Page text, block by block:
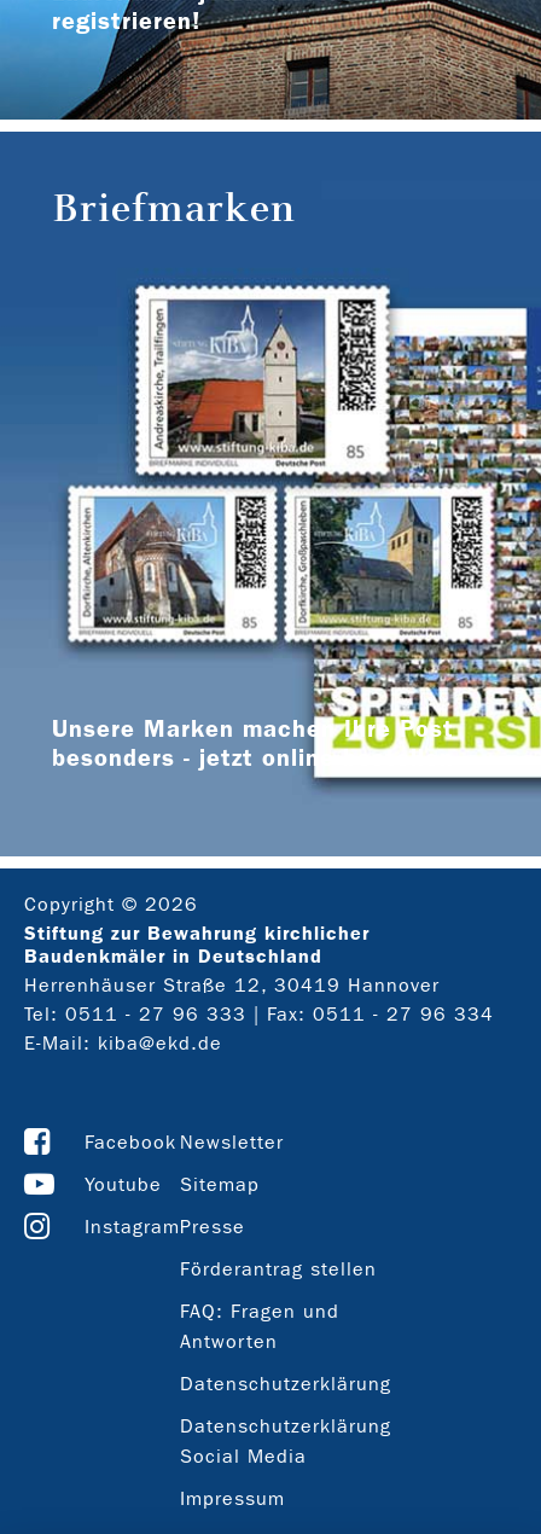
registrieren!
Briefmarken
Unsere Marken machen Ihre Post
besonders - jetzt online bestellen
Copyright © 2026
Stiftung zur Bewahrung kirchlicher
Baudenkmäler in Deutschland
Herrenhäuser Straße 12, 30419 Hannover
Tel: 0511 - 27 96 333
| Fax: 0511 - 27 96 334
E-Mail: kiba@ekd.de
Facebook
Youtube
Instagram
Newsletter
Sitemap
Presse
Förderantrag stellen
FAQ: Fragen und
Antworten
Datenschutzerklärung
Datenschutzerklärung
Social Media
Impressum